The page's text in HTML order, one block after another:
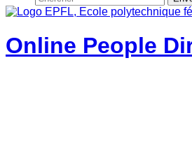
Online People